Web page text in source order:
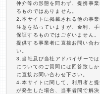
仲介等の形態を問わず、提携事
るものではありません。
2.本サイトに掲載される他の事
注意を払っていますが、金利、
保証するものではございません
提供する事業者に直接お問い合
い。
3.当社及び当社アドバイザーで
についてのご質問には回答致し
に直接お問い合わせ下さい。
4.本サイトに関して、利用者と
が発生した場合、当事者間で解